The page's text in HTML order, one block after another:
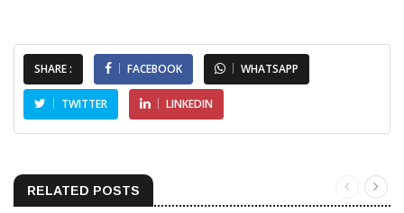
SHARE : FACEBOOK WHATSAPP
TWITTER LINKEDIN
RELATED POSTS